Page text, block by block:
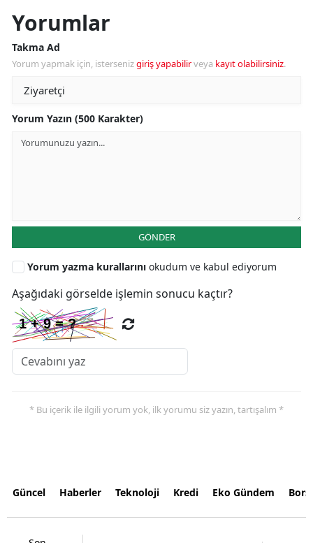
Yorumlar
Takma Ad
Yorum yapmak için, istersenizgiriş yapabilirveya kayıt olabilirsiniz.
Yorum Yazın (500 Karakter)
GÖNDER
Yorum yazma kurallarını okudum ve kabul ediyorum
Aşağıdaki görselde işlemin sonucu kaçtır?
* Bu içerik ile ilgili yorum yok, ilk yorumu siz yazın, tartışalım *
Güncel Haberler Teknoloji Kredi Eko Gündem